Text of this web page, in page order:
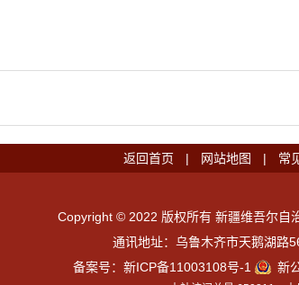
返回首页 | 网站地图 | 常
Copyright © 2022 版权所有 新疆维吾尔自
通讯地址：乌鲁木齐市天鹅湖
备案号： 新ICP备11003108号-1 新